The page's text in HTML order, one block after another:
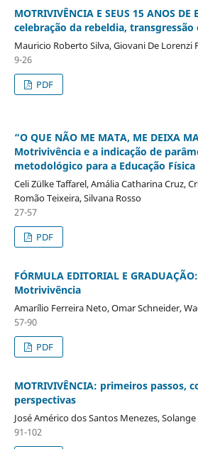
MOTRIVIVÊNCIA E SEUS 15 ANOS DE
celebração da rebeldia, transgressão
Mauricio Roberto Silva, Giovani De Lorenzi
9-26
PDF
“O QUE NÃO ME MATA, ME DEIXA
Motrivivência e a indicação de
metodológico para a Educação
Celi Zülke Taffarel, Amália Catharina Cruz,
Romão Teixeira, Silvana Rosso
27-57
PDF
FÓRMULA EDITORIAL E
Motrivivência
Amarílio Ferreira Neto, Omar Schneider,
57-90
PDF
MOTRIVIVÊNCIA: primeiros passos,
perspectivas
José Américo dos Santos Menezes, Solange
91-102